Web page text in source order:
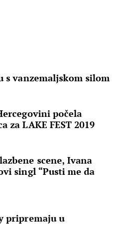
s vanzemaljskom silom
počela
za LAKE FEST 2019
scene, Ivana
singl “Pusti me da
pripremaju u